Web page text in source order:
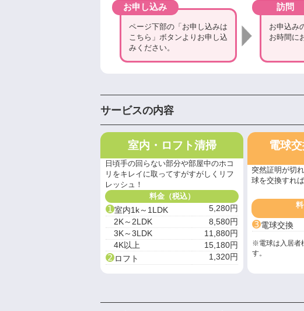
お申し込み
ページ下部の「お申し込みは
こちら」ボタンよりお申し込
みください。
訪問
お申込み
お時間に
サービスの内容
室内・ロフト清掃
日頃手の回らない部分や部屋中のホコ
リをキレイに取ってすがすがしくリフ
レッシュ！
料金（税込）
➊室内1k～1LDK
5,280円
2K～2LDK
8,580円
3K～3LDK
11,880円
4K以上
15,180円
➋ロフト 1,320円
電球
突然証明が切
球を交換すれ
料
➌電球交換
※電球は入居者
す。